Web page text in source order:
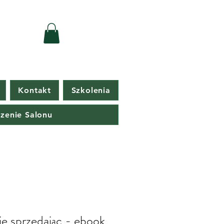
Kontakt Szkolenia
Salonu